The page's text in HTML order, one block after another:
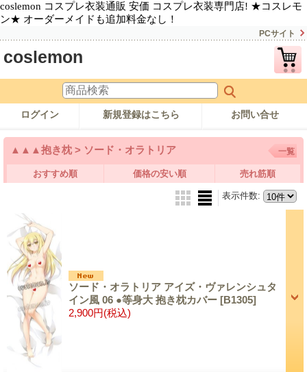
coslemon コスプレ衣装通販 安価 コスプレ衣装専門店! ★コスレモ
ン★ オーダーメイドも追加料金なし！
PCサイト
coslemon
ログイン 新規登録はこちら お問い合せ
▲▲▲抱き枕 > ソード・オラトリア 一覧
おすすめ順 価格の安い順 売れ筋順
表示件数:
ソード・オラトリア アイズ・ヴァレンシュタ
イン風 06 ●等身大 抱き枕カバー [B1305]
2,900円(税込)